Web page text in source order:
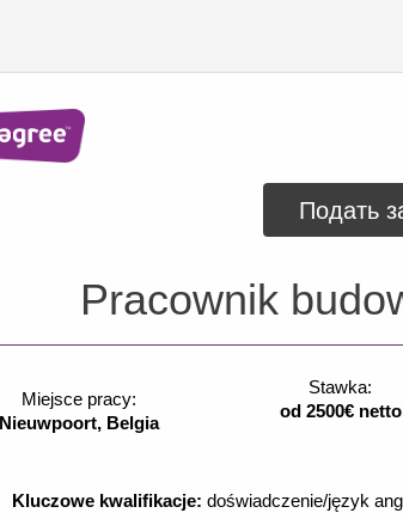
Pracownik
Miejsce pracy:
Nieuwpoort, Belgia
Stawka:
od 2500€ netto
Kluczowe kwalifikacje: doświadczenie/język
Подать